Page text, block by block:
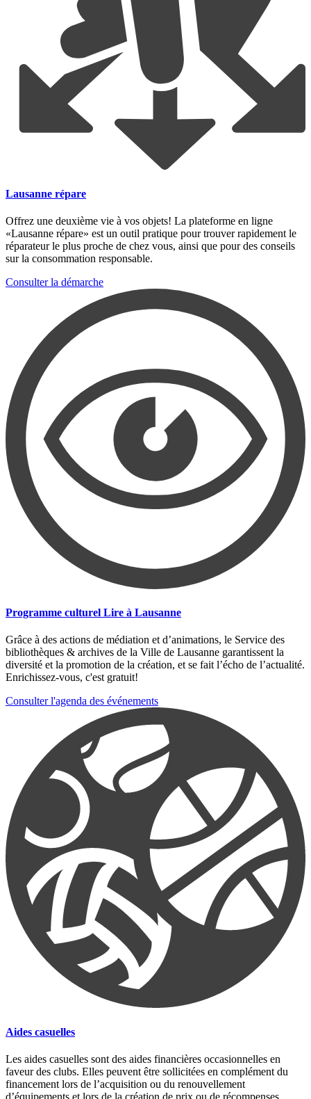
Lausanne répare
Offrez une deuxième vie à vos objets! La plateforme en ligne
«Lausanne répare» est un outil pratique pour trouver rapidement le
réparateur le plus proche de chez vous, ainsi que pour des conseils
sur la consommation responsable.
Consulter la démarche
Programme culturel Lire à Lausanne
Grâce à des actions de médiation et d’animations, le Service des
bibliothèques & archives de la Ville de Lausanne garantissent la
diversité et la promotion de la création, et se fait l’écho de l’actualité.
Enrichissez-vous, c'est gratuit!
Consulter l'agenda des événements
Aides casuelles
Les aides casuelles sont des aides financières occasionnelles en
faveur des clubs. Elles peuvent être sollicitées en complément du
financement lors de l’acquisition ou du renouvellement
d’équipements et lors de la création de prix ou de récompenses.